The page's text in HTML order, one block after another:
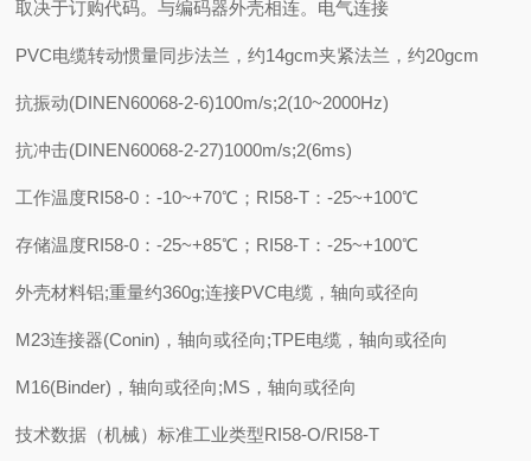
取决于订购代码。与编码器外壳相连。电气连接
PVC电缆转动惯量同步法兰，约14gcm夹紧法兰，约20gcm
抗振动(DINEN60068-2-6)100m/s;2(10~2000Hz)
抗冲击(DINEN60068-2-27)1000m/s;2(6ms)
工作温度RI58-0：-10~+70℃；RI58-T：-25~+100℃
存储温度RI58-0：-25~+85℃；RI58-T：-25~+100℃
外壳材料铝;重量约360g;连接PVC电缆，轴向或径向
M23连接器(Conin)，轴向或径向;TPE电缆，轴向或径向
M16(Binder)，轴向或径向;MS，轴向或径向
技术数据（机械）标准工业类型RI58-O/RI58-T